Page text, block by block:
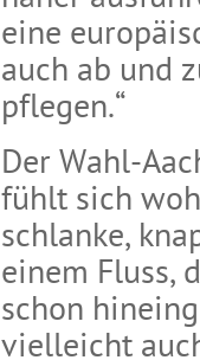
eine
auch ab und
pflegen.“
Der Wahl-
fühlt sich
schlanke,
einem Fluss,
schon
vielleicht